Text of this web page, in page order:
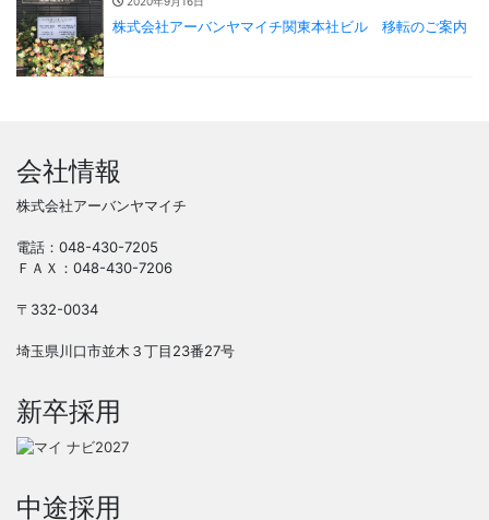
株式会社アーバンヤマイチ関東本社ビル 移転のご案内
会社情報
株式会社アーバンヤマイチ
電話：048-430-7205
ＦＡＸ：048-430-7206
〒332-0034
埼玉県川口市並木３丁目23番27号
新卒採用
中途採用